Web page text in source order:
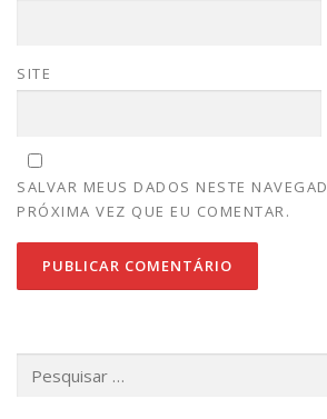
SITE
SALVAR MEUS DADOS NESTE
PRÓXIMA VEZ QUE EU COMENTAR.
por: